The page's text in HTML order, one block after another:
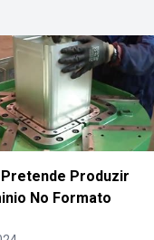
Produzir
No Formato